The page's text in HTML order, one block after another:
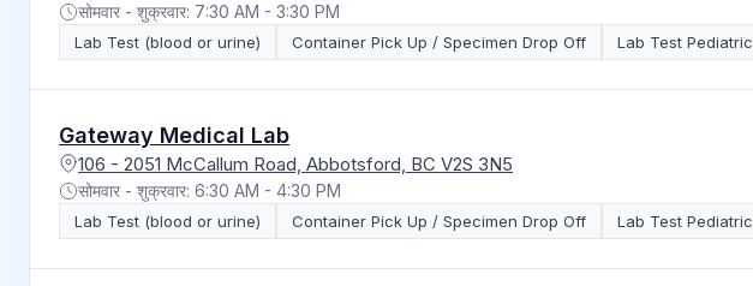
सोमवार - शुक्रवार: 7:30 AM - 3:30 PM
Lab Test (blood or urine) Container Pick Up / Specimen Drop Off Lab Test Pediatric
Gateway Medical Lab
106 - 2051 McCallum Road, Abbotsford, BC V2S 3N5
सोमवार - शुक्रवार: 6:30 AM - 4:30 PM
Lab Test (blood or urine) Container Pick Up / Specimen Drop Off Lab Test Pediatric